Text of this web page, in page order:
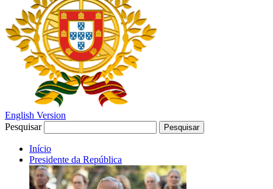
English Version
Pesquisar
Pesquisar
Início
Presidente da República